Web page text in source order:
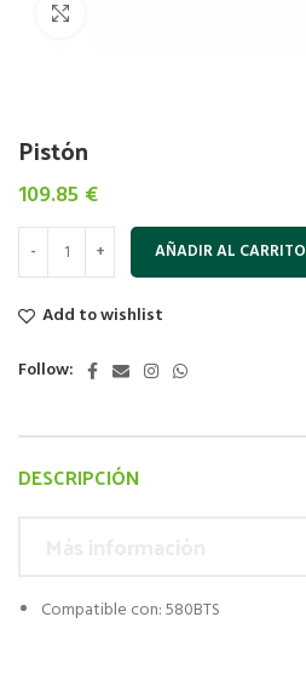
Pistón
109.85 €
AÑADIR AL CARRITO
Add to wishlist
Follow:
DESCRIPCIÓN
Compatible con: 580BTS